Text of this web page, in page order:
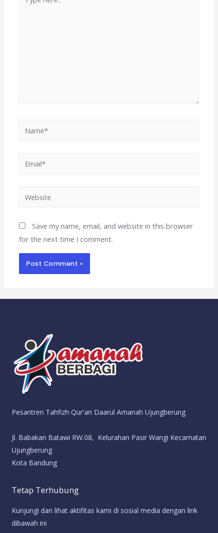
Save my name, email, and website in this browser
for the next time I comment.
Pesantren Tahfizh Qur'an Daarul Amanah Ujungberung
Jl. Babakan Batawi RW.08, Kelurahan Pasir Wangi Kecamatan
Ujungberung
Kota Bandung
Tetap Terhubung
Kunjungi dan lihat aktifitas kami di sosial media dengan link
dibawah ini